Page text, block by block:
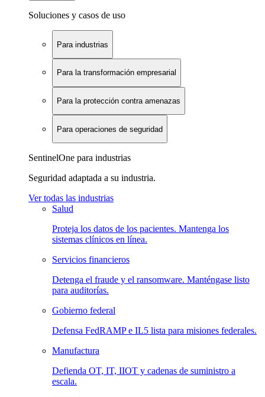
Soluciones y casos de uso
Para industrias
Para la transformación empresarial
Para la protección contra amenazas
Para operaciones de seguridad
SentinelOne para industrias
Seguridad adaptada a su industria.
Ver todas las industrias
Salud
Proteja los datos de los pacientes. Mantenga los
sistemas clínicos en línea.
Servicios financieros
Detenga el fraude y el ransomware. Manténgase listo
para auditorías.
Gobierno federal
Defensa FedRAMP e IL5 lista para misiones federales.
Manufactura
Defienda OT, IT, IIOT y cadenas de suministro a
escala.